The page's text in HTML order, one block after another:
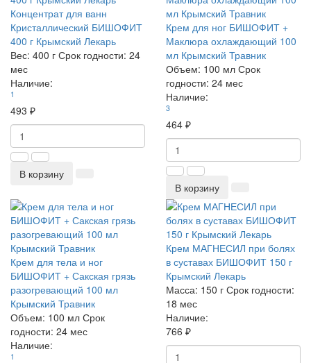
Концентрат для ванн
Кристаллический БИШОФИТ
400 г Крымский Лекарь
Вес: 400 г Срок годности: 24
мес
Наличие:
1
493 ₽
В корзину
Крем для ног БИШОФИТ +
Маклюра охлаждающий 100
мл Крымский Травник
Объем: 100 мл Срок
годности: 24 мес
Наличие:
3
464 ₽
В корзину
Крем для тела и ног
БИШОФИТ + Сакская грязь
разогревающий 100 мл
Крымский Травник
Объем: 100 мл Срок
годности: 24 мес
Наличие:
1
Крем МАГНЕСИЛ при болях
в суставах БИШОФИТ 150 г
Крымский Лекарь
Масса: 150 г Срок годности:
18 мес
Наличие:
766 ₽